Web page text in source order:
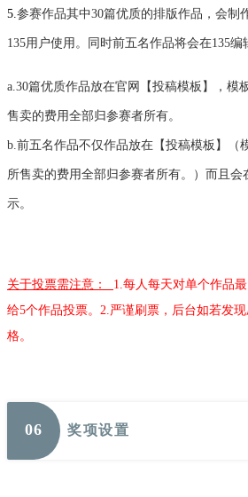
5. 参赛作品其中30篇优质的排版作品，会制
135用户使用。同时前五名作品将会在135编
a.30篇优质作品放在官网【投稿模板】，模
售卖的费用全部归参赛者所有。
b.前五名作品不仅作品放在【投稿模板】（
所售卖的费用全部归参赛者所有。）而且会
示。
关于投票需注意： 1. 每人每天对单个作品最
给5个作品投票。 2.严谨刷票，后台如若发
格。
06 奖项设置